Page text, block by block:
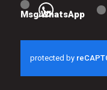
Msg WhatsApp